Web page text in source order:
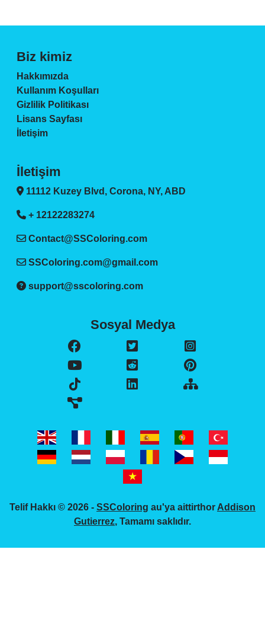
Biz kimiz
Hakkımızda
Kullanım Koşulları
Gizlilik Politikası
Lisans Sayfası
İletişim
İletişim
11112 Kuzey Blvd, Corona, NY, ABD
+ 12122283274
Contact@SSColoring.com
SSColoring.com@gmail.com
support@sscoloring.com
Sosyal Medya
Telif Hakkı © 2026 - SSColoring au'ya aittirthor Addison
Gutierrez, Tamamı saklıdır.